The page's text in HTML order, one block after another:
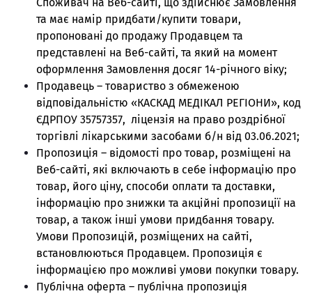
Споживач на Веб-сайті, що здійснює Замовлення
та має намір придбати/купити товари,
пропоновані до продажу Продавцем та
представлені на Веб-сайті, та який на момент
оформлення Замовлення досяг 14-річного віку;
Продавець – товариство з обмеженою
відповідальністю «КАСКАД МЕДІКАЛ РЕГІОНИ», код
ЄДРПОУ 35757357, ліцензія на право роздрібної
торгівлі лікарськими засобами б/н від 03.06.2021;
Пропозиція – відомості про товар, розміщені на
Веб-сайті, які включають в себе інформацію про
товар, його ціну, способи оплати та доставки,
інформацію про знижки та акційні пропозиції на
товар, а також інші умови придбання товару.
Умови Пропозицій, розміщених на сайті,
встановлюються Продавцем. Пропозиція є
інформацією про можливі умови покупки товару.
Публічна оферта – публічна пропозиція